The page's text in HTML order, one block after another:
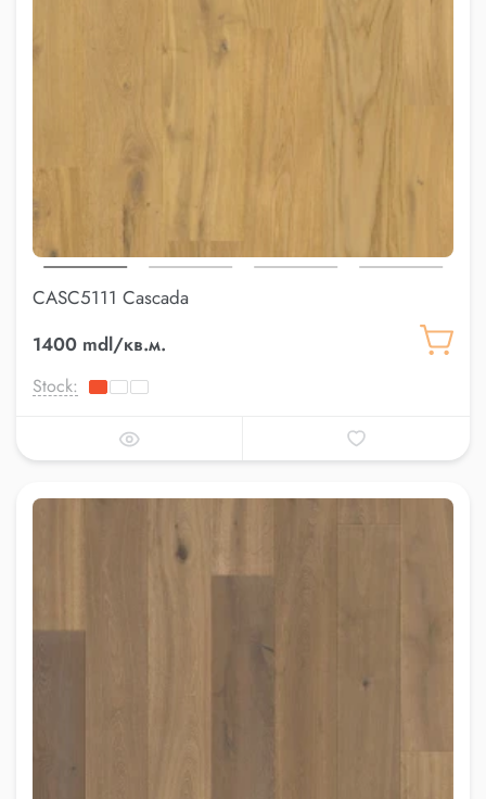
CASC5111 Cascada
1400 mdl/кв.м.
Stock: